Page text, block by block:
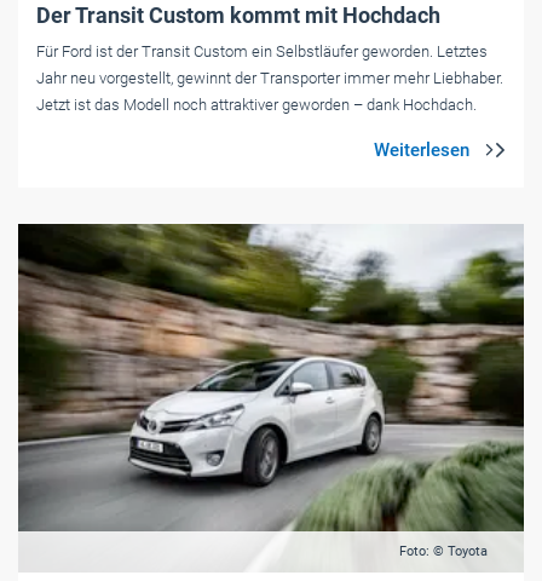
Der Transit Custom kommt mit Hochdach
Für Ford ist der Transit Custom ein Selbstläufer geworden. Letztes
Jahr neu vorgestellt, gewinnt der Transporter immer mehr Liebhaber.
Jetzt ist das Modell noch attraktiver geworden – dank Hochdach.
Foto: © Toyota